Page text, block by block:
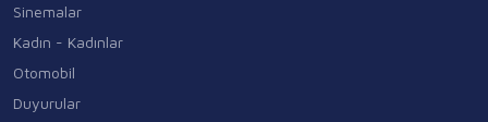
Sinemalar
Kadın - Kadınlar
Otomobil
Duyurular